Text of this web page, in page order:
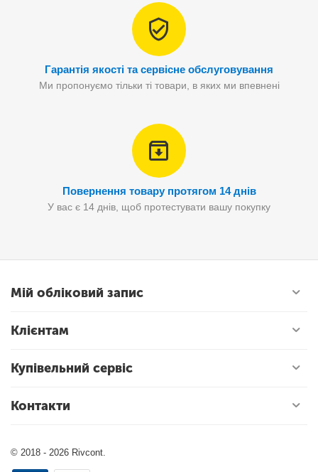
Гарантія якості та сервісне обслуговування
Ми пропонуємо тільки ті товари, в яких ми впевнені
Повернення товару протягом 14 днів
У вас є 14 днів, щоб протестувати вашу покупку
Мій обліковий запис
Клієнтам
Купівельний сервіс
Контакти
© 2018 - 2026 Rivcont.